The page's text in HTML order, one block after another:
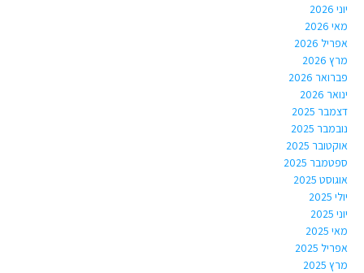
יוני 2026
מאי 2026
אפריל 2026
מרץ 2026
פברואר 2026
ינואר 2026
דצמבר 2025
נובמבר 2025
אוקטובר 2025
ספטמבר 2025
אוגוסט 2025
יולי 2025
יוני 2025
מאי 2025
אפריל 2025
מרץ 2025